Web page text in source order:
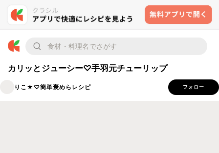
カリッとジューシー♡手羽元チューリップ
りこ★♡簡単褒めらレシピ フォロー